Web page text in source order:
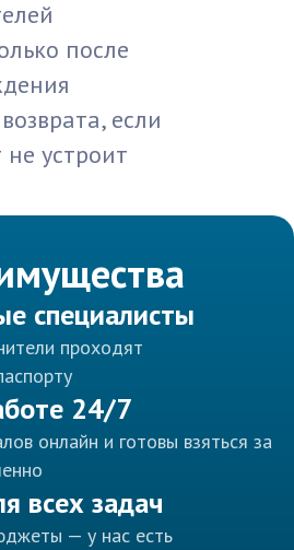
после
если
не устроит
специалисты
проходят
24/7
онлайн и готовы взяться за
всех задач
— у нас есть